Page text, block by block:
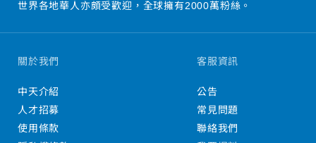
世界各地華人亦頗受歡迎，全球擁有2000萬粉絲。
關於我們
中天介紹
人才招募
使用條款
客服資訊
公告
常見問題
聯絡我們